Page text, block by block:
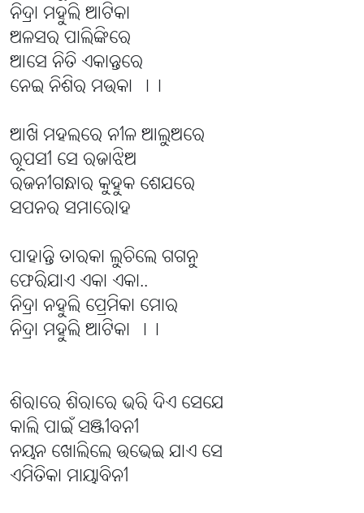
ନିଦ୍ରା ମହୁଲି ଆଟିକା
ଅଳସର ପାଲିଙ୍କିରେ
ଆସେ ନିତି ଏକାନ୍ତରେ
ନେଇ ନିଶିର ମଉକା ।।
ଆଖି ମହଲରେ ନୀଳ ଆଲୁଅରେ
ରୂପସୀ ସେ ରଜାଝିଅ
ରଜନୀଗନ୍ଧାର କୁହୁକ ଶେଯରେ
ସପନର ସମାରୋହ
ପାହାନ୍ତି ତାରକା ଲୁଚିଲେ ଗଗନୁ
ଫେରିଯାଏ ଏକା ଏକା..
ନିଦ୍ରା ନହୁଲି ପ୍ରେମିକା ମୋର
ନିଦ୍ରା ମହୁଲି ଆଟିକା ।।
ଶିରାରେ ଶିରାରେ ଭରି ଦିଏ ସେଯେ
କାଲି ପାଇଁ ସଞ୍ଜୀବନୀ
ନୟନ ଖୋଲିଲେ ଉଭେଇ ଯାଏ ସେ
ଏମିତିକା ମାୟାବିନୀ